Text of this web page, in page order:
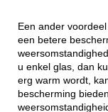
Een ander
een betere
u enkel glas, dan
erg warm wordt,
bescherming